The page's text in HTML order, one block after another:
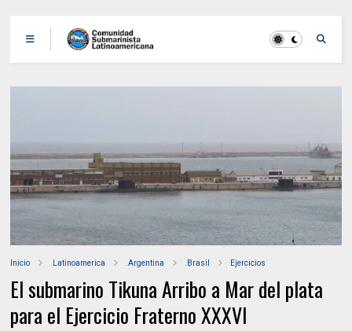
Inicio .Latinoamerica .Argentina .Brasil Ejercicios
El submarino Tikuna Arribo a Mar del plata
para el Ejercicio Fraterno XXXVI